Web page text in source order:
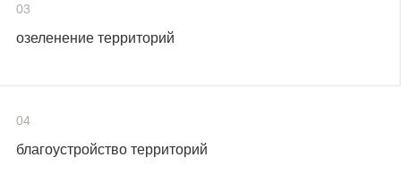
03
озеленение территорий
04
благоустройство территорий